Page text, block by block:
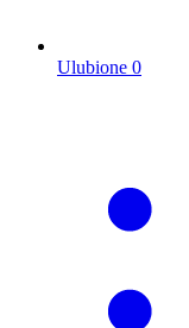
Ulubione 0